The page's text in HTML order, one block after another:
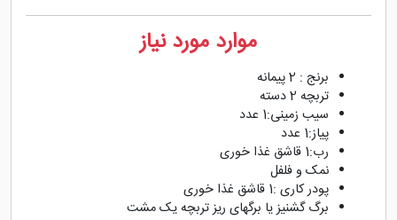
موارد مورد نیاز
برنج : 2 پیمانه
تربچه 2 دسته
سیب زمینی:1 عدد
پیاز:1 عدد
رب:1 قاشق غذا خوری
نمک و فلفل
پودر کاری :1 قاشق غذا خوری
برگ گشنیز یا برگهای ریز تربچه یک مشت